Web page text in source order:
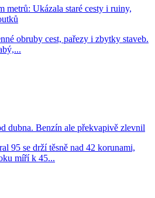
metrů: Ukázala staré cesty i ruiny,
obruby cest, pařezy i zbytky staveb.
dubna. Benzín ale překvapivě zlevnil
95 se drží těsně nad 42 korunami,
míří k 45...